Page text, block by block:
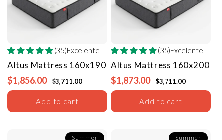
(35)Excelente
Altus Mattress 160x190
$1,856.00 $3,711.00
Add to cart
(35)Excelente
Altus Mattress 160x200
$1,873.00 $3,711.00
Add to cart
Summer Summer